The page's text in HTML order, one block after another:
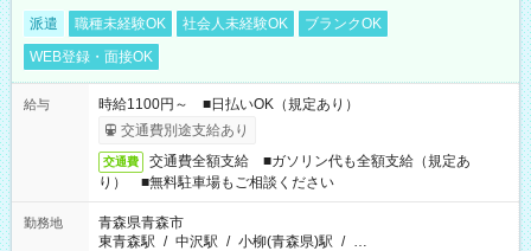
派遣 職種未経験OK 社会人未経験OK
ブランクOK
WEB登録・面接OK
給与
時給1100円～ ■日払いOK（規定あり）
交通費別途支給あり
交通費
交通費全額支給 ■ガソリン代も全額支給（規定あ
り） ■無料駐車場もご相談ください
勤務地
青森県青森市
東青森駅 / 中沢駅 / 小柳(青森県)駅 / …